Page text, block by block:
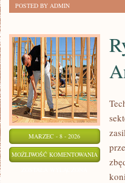
POSTED BY ADMIN
MARZEC - 8 - 2026
MOŻLIWOŚĆ KOMENTOWANIA RYNEK